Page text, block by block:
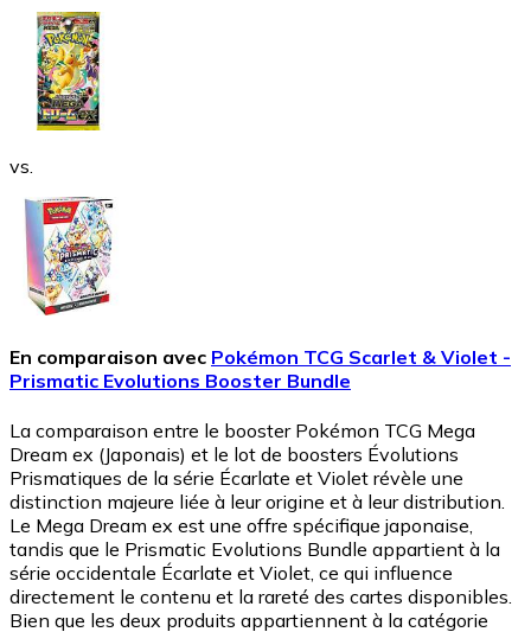
vs.
En comparaison avec Pokémon TCG Scarlet & Violet -
Prismatic Evolutions Booster Bundle
La comparaison entre le booster Pokémon TCG Mega
Dream ex (Japonais) et le lot de boosters Évolutions
Prismatiques de la série Écarlate et Violet révèle une
distinction majeure liée à leur origine et à leur distribution.
Le Mega Dream ex est une offre spécifique japonaise,
tandis que le Prismatic Evolutions Bundle appartient à la
série occidentale Écarlate et Violet, ce qui influence
directement le contenu et la rareté des cartes disponibles.
Bien que les deux produits appartiennent à la catégorie